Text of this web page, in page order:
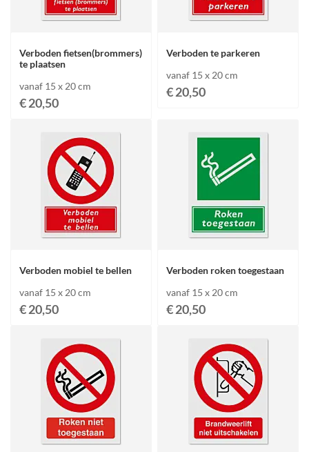
Verboden fietsen(brommers)
te plaatsen
vanaf 15 x 20 cm
€ 20,50
Verboden te parkeren
vanaf 15 x 20 cm
€ 20,50
Verboden mobiel te bellen
vanaf 15 x 20 cm
€ 20,50
Verboden roken toegestaan
vanaf 15 x 20 cm
€ 20,50